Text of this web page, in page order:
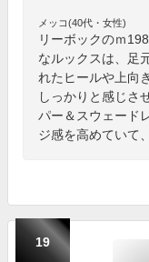
メッコ(40代・女性)
リーボックのｍ
なルックスは、足
れたヒールや上向
しっかりと感じさ
パー＆スウェード
ジ感を高めていて
19